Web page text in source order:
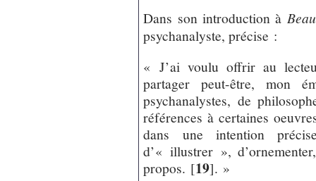
Dans son introduction à
psychanalyste, précise :
« J’ai voulu offrir au
partager peut-être, mon
psychanalystes, de
références à certaines
dans une intention
d’« illustrer »,
propos. [19]. »